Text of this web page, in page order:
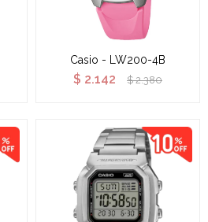
Casio - LW200-4B
$ 2.142 $ 2.380